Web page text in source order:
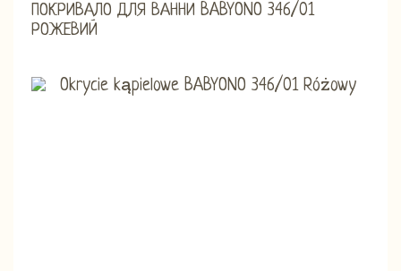
ПОКРИВАЛО ДЛЯ ВАННИ BABYONO 346/01
РОЖЕВИЙ